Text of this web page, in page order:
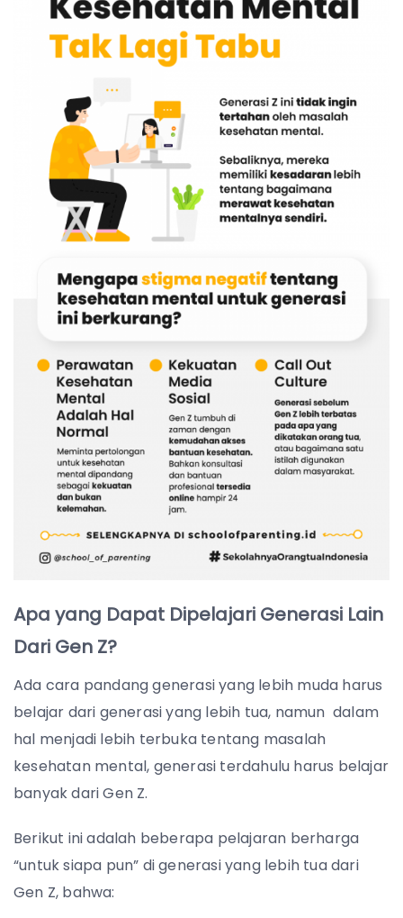
Apa yang Dapat Dipelajari Generasi Lain
Dari Gen Z?
Ada cara pandang generasi yang lebih muda harus
belajar dari generasi yang lebih tua, namun dalam
hal menjadi lebih terbuka tentang masalah
kesehatan mental, generasi terdahulu harus belajar
banyak dari Gen Z.
Berikut ini adalah beberapa pelajaran berharga
“untuk siapa pun” di generasi yang lebih tua dari
Gen Z, bahwa: